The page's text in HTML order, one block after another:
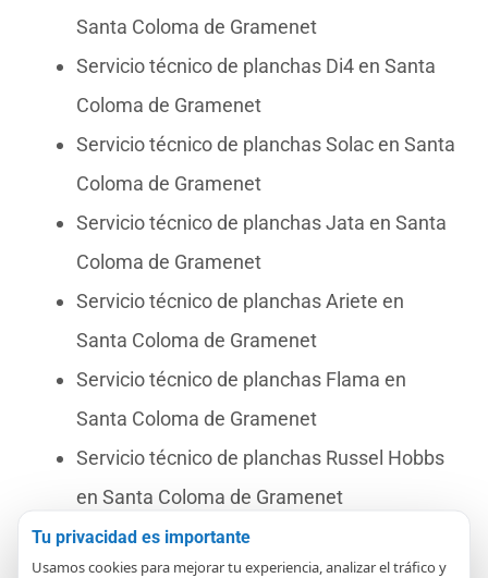
Santa Coloma de Gramenet
Servicio técnico de planchas Di4 en Santa
Coloma de Gramenet
Servicio técnico de planchas Solac en Santa
Coloma de Gramenet
Servicio técnico de planchas Jata en Santa
Coloma de Gramenet
Servicio técnico de planchas Ariete en
Santa Coloma de Gramenet
Servicio técnico de planchas Flama en
Santa Coloma de Gramenet
Servicio técnico de planchas Russel Hobbs
en Santa Coloma de Gramenet
Servicio técnico de planchas Tefal en Santa
Tu privacidad es importante
Usamos cookies para mejorar tu experiencia, analizar el tráfico y